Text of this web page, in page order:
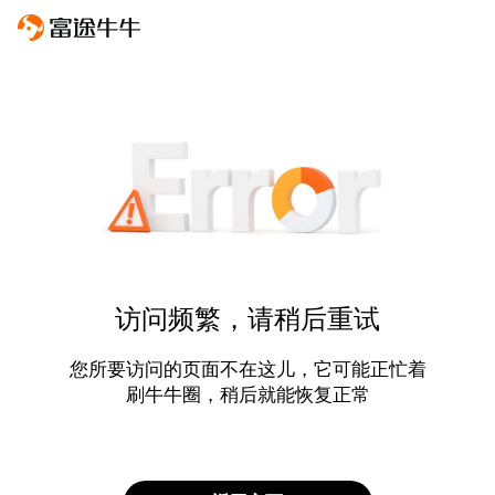
访问频繁，请稍后重试
您所要访问的页面不在这儿，它可能正忙着
刷牛牛圈，稍后就能恢复正常